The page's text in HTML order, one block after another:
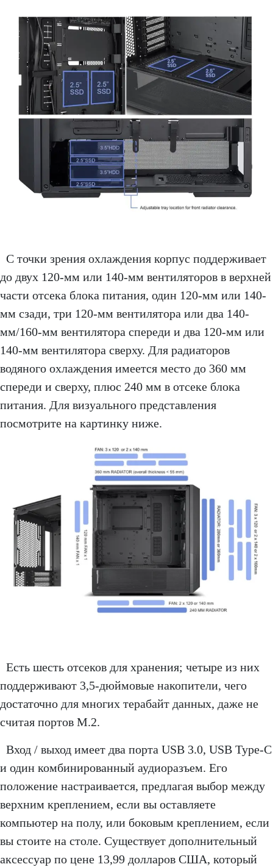
С точки зрения охлаждения корпус поддерживает
до двух 120-мм или 140-мм вентиляторов в верхней
части отсека блока питания, один 120-мм или 140-
мм сзади, три 120-мм вентилятора или два 140-
мм/160-мм вентилятора спереди и два 120-мм или
140-мм вентилятора сверху. Для радиаторов
водяного охлаждения имеется место до 360 мм
спереди и сверху, плюс 240 мм в отсеке блока
питания. Для визуального представления
посмотрите на картинку ниже.
Есть шесть отсеков для хранения; четыре из них
поддерживают 3,5-дюймовые накопители, чего
достаточно для многих терабайт данных, даже не
считая портов M.2.
Вход / выход имеет два порта USB 3.0, USB Type-C
и один комбинированный аудиоразъем. Его
положение настраивается, предлагая выбор между
верхним креплением, если вы оставляете
компьютер на полу, или боковым креплением, если
вы стоите на столе. Существует дополнительный
аксессуар по цене 13,99 долларов США, который